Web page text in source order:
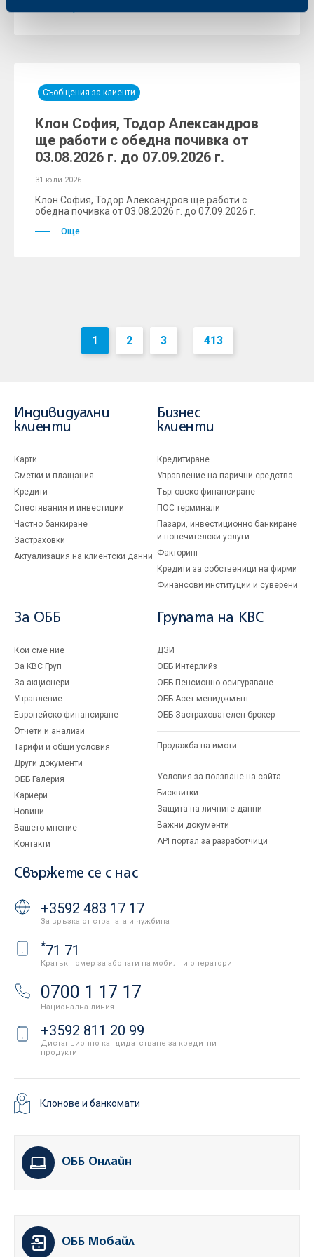
Съобщения за клиенти
Клон София, Тодор Александров
ще работи с обедна почивка от
03.08.2026 г. до 07.09.2026 г.
31 юли 2026
Клон София, Тодор Александров ще работи с
обедна почивка от 03.08.2026 г. до 07.09.2026 г.
Още
1 2 3 ... 413
Индивидуални
клиенти
Карти
Сметки и плащания
Кредити
Спестявания и инвестиции
Частно банкиране
Застраховки
Актуализация на клиентски данни
Бизнес
клиенти
Кредитиране
Управление на парични средства
Търговско финансиране
ПОС терминали
Пазари, инвестиционно банкиране
и попечителски услуги
Факторинг
Кредити за собственици на фирми
Финансови институции и суверени
За ОББ
Кои сме ние
За KBC Груп
За акционери
Управление
Европейско финансиране
Отчети и анализи
Тарифи и общи условия
Други документи
ОББ Галерия
Кариери
Новини
Вашето мнение
Контакти
Групата на KBC
ДЗИ
ОББ Интерлийз
ОББ Пенсионно осигуряване
ОББ Асет мениджмънт
ОББ Застрахователен брокер
Продажба на имоти
Условия за ползване на сайта
Бисквитки
Защита на личните данни
Важни документи
API портал за разработчици
Свържете се с нас
+3592 483 17 17
За връзка от страната и чужбина
*71 71
Кратък номер за абонати на мобилни оператори
0700 1 17 17
Национална линия
+3592 811 20 99
Дистанционно кандидатстване за кредитни
продукти
Клонове и банкомати
ОББ Онлайн
ОББ Мобайл